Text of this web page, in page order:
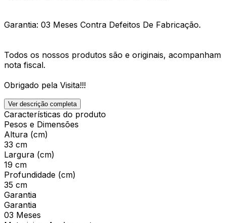
Garantia: 03 Meses Contra Defeitos De Fabricação.
Todos os nossos produtos são e originais, acompanham
nota fiscal.
Obrigado pela Visita!!!
Ver descrição completa
Características do produto
Pesos e Dimensões
Altura (cm)
33 cm
Largura (cm)
19 cm
Profundidade (cm)
35 cm
Garantia
Garantia
03 Meses